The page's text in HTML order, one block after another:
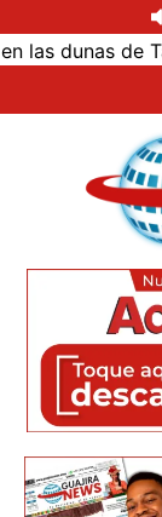
de Taroa;